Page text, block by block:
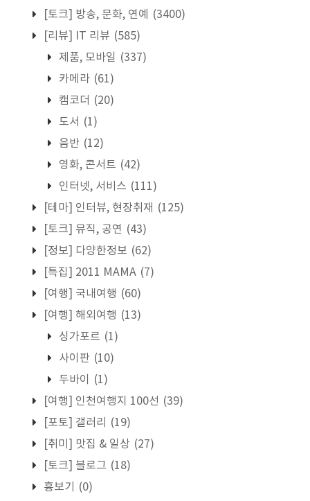
[토크] 방송, 문화, 연예
(3400)
[리뷰] IT 리뷰 (585)
제품, 모바일 (337)
카메라 (61)
캠코더 (20)
도서 (1)
음반 (12)
영화, 콘서트 (42)
인터넷, 서비스 (111)
[테마] 인터뷰, 현장취재 (125)
[토크] 뮤직, 공연 (43)
[정보] 다양한정보 (62)
[특집] 2011 MAMA (7)
[여행] 국내여행 (60)
[여행] 해외여행 (13)
싱가포르 (1)
사이판 (10)
두바이
(1)
[여행] 인천여행지 100선 (39)
[포토] 갤러리
(19)
[취미] 맛집 & 일상 (27)
[토크] 블로그 (18)
흉보기
(0)